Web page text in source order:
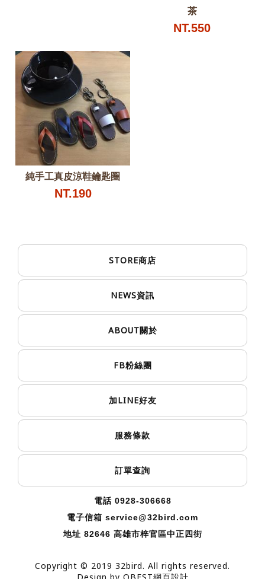
茶
NT.550
純手工真皮涼鞋鑰匙圈
NT.190
STORE商店
NEWS資訊
ABOUT關於
FB粉絲團
加LINE好友
服務條款
訂單查詢
電話 0928-306668
電子信箱 service@32bird.com
地址 82646 高雄市梓官區中正四街
Copyright © 2019 32bird. All rights reserved.